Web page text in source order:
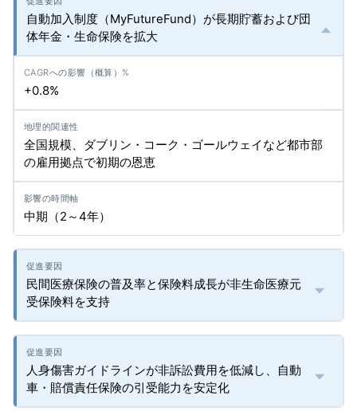
自動加入制度（MyFutureFund）が長期貯蓄および団
体年金・生命保険を拡大
+0.8%
全国規模、ダブリン・コーク・ゴールウェイなど都市部
の雇用拠点で初期の恩恵
中期（2～4年）
民間医療保険の普及率と保険料成長が非生命医療元
受保険料を支持
人身傷害ガイドラインが非訴訟費用を低減し、自動
車・賠償責任保険の引受能力を安定化